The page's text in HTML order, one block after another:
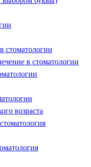
стоматологии
в стоматологии
возраста